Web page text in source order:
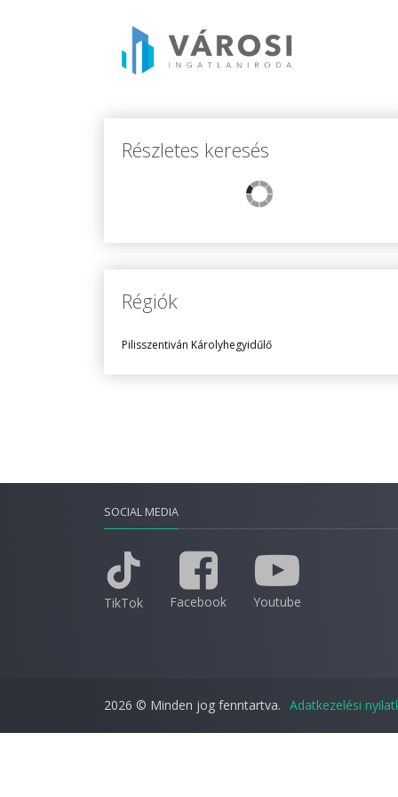
Részletes keresés
Régiók
Pilisszentiván Károlyhegyidűlő
SOCIAL MEDIA
TikTok Facebook Youtube
2026 © Minden jog fenntartva. Adatkezelési